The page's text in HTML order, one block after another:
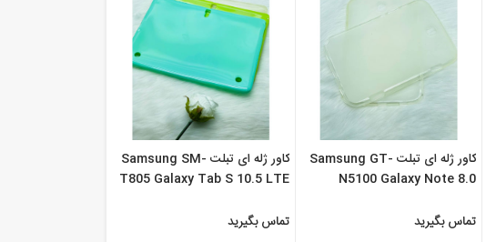
کاور ژله ای تبلت Samsung GT-
N5100 Galaxy Note 8.0
تماس بگیرید
کاور ژله ای تبلت Samsung SM-
T805 Galaxy Tab S 10.5 LTE
تماس بگیرید